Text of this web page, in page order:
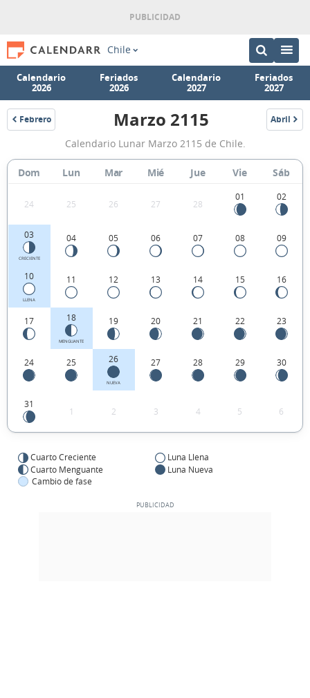
Chile
Calendario
2026
Feriados
2026
Calendario
2027
Feriados
2027
Febrero
2115
Calendario
Lunar
Marzo
Chile.
Marzo 2115 Abril
2115
Calendario Lunar Marzo 2115 de Chile.
Dom Lun Mar Mié Jue Vie Sáb
24 25 26 27 28
01 02
03
CRECIENTE
04 05 06 07 08 09
10
LLENA
11 12 13 14 15 16
17 18
MENGUANTE
19 20 21 22 23
24 25 26
NUEVA
27 28 29 30
31
1 2 3 4 5 6
Cuarto Creciente
Luna Llena
Cuarto Menguante
Luna Nueva
Cambio de fase